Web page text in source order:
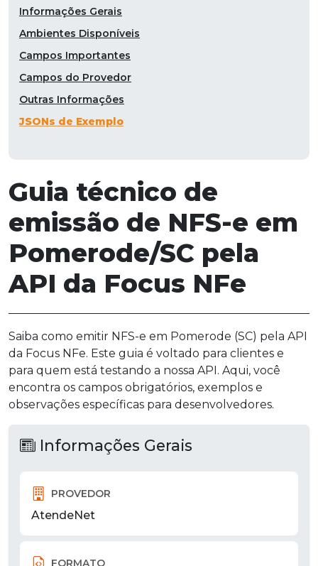
Guia técnico de
emissão de NFS-e em
Pomerode/SC pela
API da Focus NFe
Saiba como emitir NFS-e em Pomerode (SC) pela API
da Focus NFe. Este guia é voltado para clientes e
para quem está testando a nossa API. Aqui, você
encontra os campos obrigatórios, exemplos e
observações específicas para desenvolvedores.
Informações Gerais
PROVEDOR
AtendeNet
FORMATO
Informações Gerais
Ambientes Disponíveis
Campos Importantes
Campos do Provedor
Outras Informações
JSONs de Exemplo